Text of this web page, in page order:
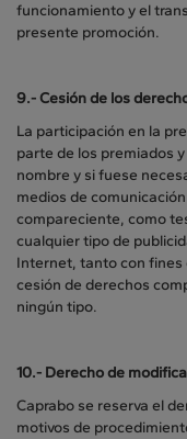
funcionamiento y el
presente promoción.
9.-Cesión de los
La participación en la
parte de los premiados
nombre y si fuese
medios de
compareciente, como
cualquier tipo de
Internet, tanto con fines
cesión de derechos
ningún tipo.
10.- Derecho de
Caprabo se reserva el
motivos de